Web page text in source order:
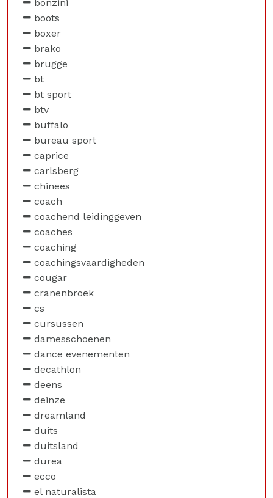
bonzini
boots
boxer
brako
brugge
bt
bt sport
btv
buffalo
bureau sport
caprice
carlsberg
chinees
coach
coachend leidinggeven
coaches
coaching
coachingsvaardigheden
cougar
cranenbroek
cs
cursussen
damesschoenen
dance evenementen
decathlon
deens
deinze
dreamland
duits
duitsland
durea
ecco
el naturalista